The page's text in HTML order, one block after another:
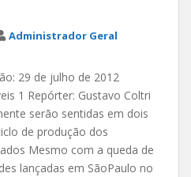
Administrador Geral
29 de julho de 2012
1 Repórter: Gustavo Coltri
serão sentidas em dois
de produção dos
Mesmo com a queda de
lançadas em SãoPaulo no